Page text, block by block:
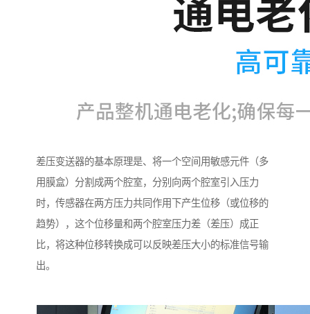
差压变送器的基本原理是、将一个空间用敏感元件（多
用膜盒）分割成两个腔室，分别向两个腔室引入压力
时，传感器在两方压力共同作用下产生位移（或位移的
趋势），这个位移量和两个腔室压力差（差压）成正
比，将这种位移转换成可以反映差压大小的标准信号输
出。